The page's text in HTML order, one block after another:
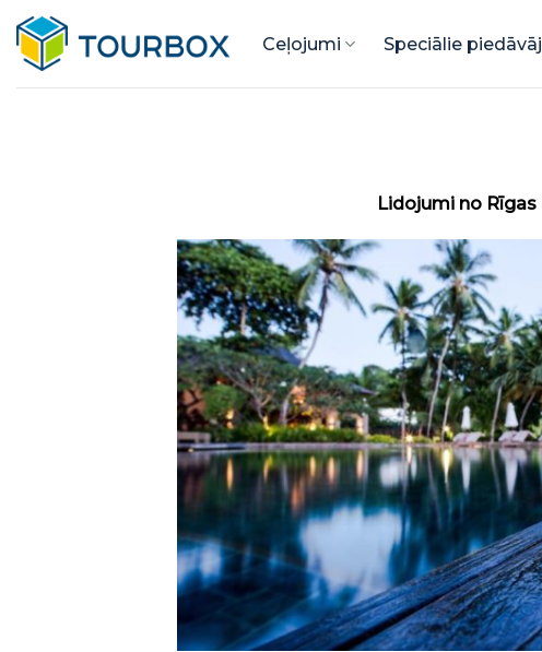
Skip
to
content
Ceļojumi Speciālie
Lidojumi no